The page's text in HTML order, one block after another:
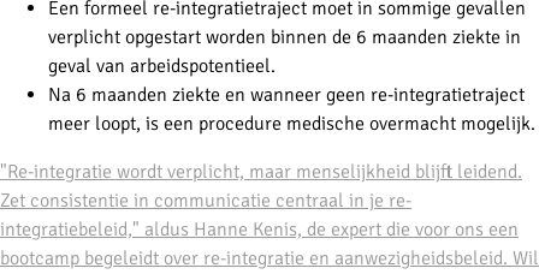
Een formeel re-integratietraject moet in sommige gevallen
verplicht opgestart worden binnen de 6 maanden ziekte in
geval van arbeidspotentieel.
Na 6 maanden ziekte en wanneer geen re-integratietraject
meer loopt, is een procedure medische overmacht mogelijk.
"Re-integratie wordt verplicht, maar menselijkheid blijft leidend.
Zet consistentie in communicatie centraal in je re-
integratiebeleid," aldus Hanne Kenis, de expert die voor ons een
bootcamp begeleidt over re-integratie en aanwezigheidsbeleid. Wil